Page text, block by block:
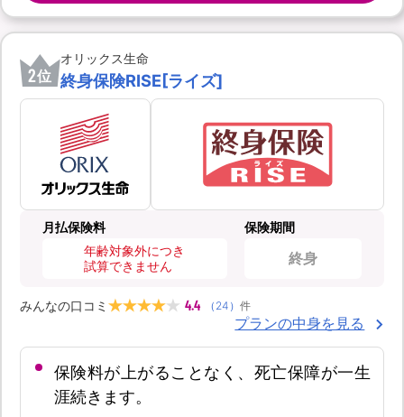
2位
オリックス生命
終身保険RISE[ライズ]
月払保険料
年齢対象外につき
試算できません
保険期間
終身
みんなの口コミ 4.4 （ 24 ） 件
プランの中身を見る
保険料が上がることなく、死亡保障が一生
涯続きます。